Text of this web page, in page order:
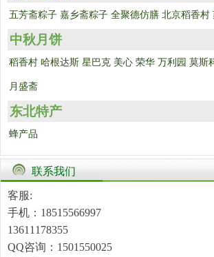
五芳斋粽子 嘉乡斋粽子 全聚德仿膳 北京稻香村
中秋月饼
稻香村 哈根达斯 星巴克 美心 荣华 万利园 莫斯
月盛斋
东北特产
蜂产品
联系我们
客服:
手机：18515566997
13611178355
QQ咨询：1501550025